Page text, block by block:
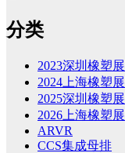
分类
2023深圳橡塑展
2024上海橡塑展
2025深圳橡塑展
2026上海橡塑展
ARVR
CCS集成母排